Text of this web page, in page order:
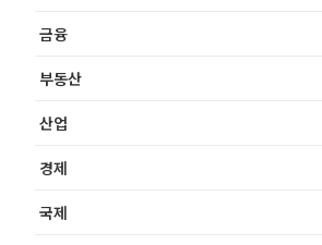
금융
부동산
산업
경제
국제